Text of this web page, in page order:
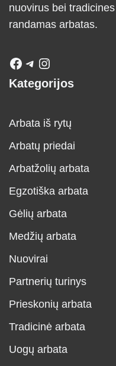
nuovirus bei
randamas arbatas.
Kategorijos
Arbata iš rytų
Arbatų priedai
Arbatžolių arbata
Egzotiška arbata
Gėlių arbata
Medžių arbata
Nuovirai
Partnerių turinys
Prieskonių arbata
Tradicinė arbata
Uogų arbata